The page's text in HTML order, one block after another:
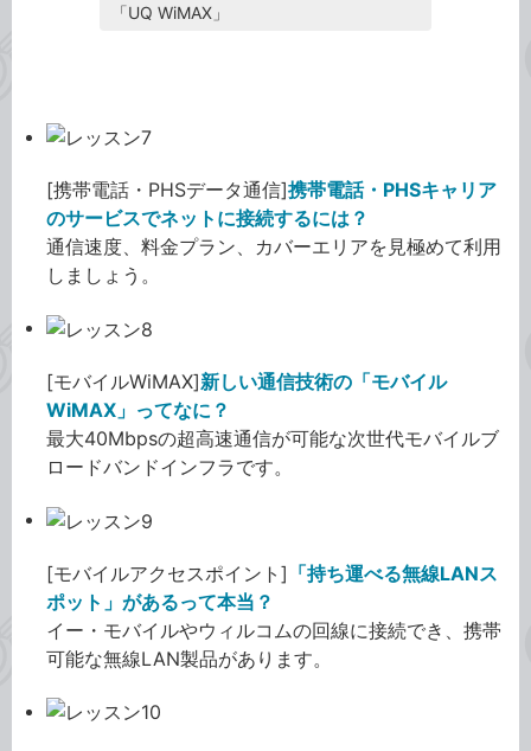
「UQ WiMAX」
[携帯電話・PHSデータ通信]携帯電話・PHSキャリア
のサービスでネットに接続するには？
通信速度、料金プラン、カバーエリアを見極めて利用
しましょう。
[モバイルWiMAX]新しい通信技術の「モバイル
WiMAX」ってなに？
最大40Mbpsの超高速通信が可能な次世代モバイルブ
ロードバンドインフラです。
[モバイルアクセスポイント] 「持ち運べる無線LANス
ポット」があるって本当？
イー・モバイルやウィルコムの回線に接続でき、携帯
可能な無線LAN製品があります。